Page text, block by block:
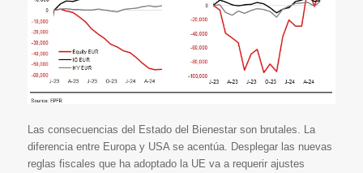
Las consecuencias del Estado del Bienestar son brutales. La
diferencia entre Europa y USA se acentúa. Desplegar las nuevas
reglas fiscales que ha adoptado la UE va a requerir ajustes